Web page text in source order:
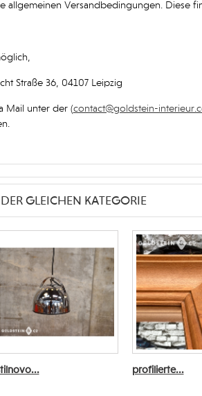
allgemeinen Versandbedingungen. Diese
Straße 36, 04107 Leipzig
Mail unter der (contact@goldstein-
GLEICHEN KATEGORIE
profilierte...